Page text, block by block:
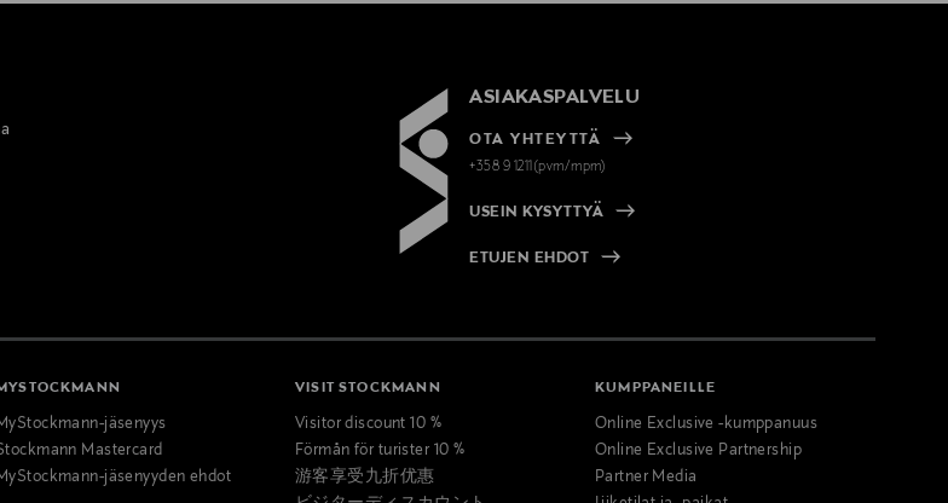
ASIAKASPALVELU
OTA YHTEYTTÄ
+358 9 1211(pvm/mpm)
USEIN KYSYTTYÄ
ETUJEN EHDOT
jäsenyys
Mastercard
jäsenyyden ehdot
VISIT STOCKMANN
Visitor discount 10 %
Förmån för turister 10 %
游客享受九折优惠
KUMPPANEILLE
Online Exclusive -kumppanuus
Online Exclusive Partnership
Partner Media